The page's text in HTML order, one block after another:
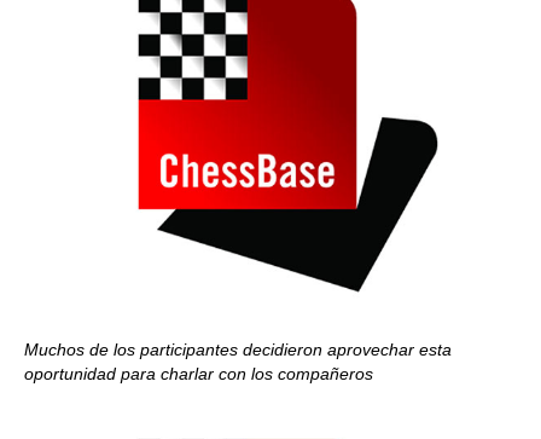
Muchos de los participantes decidieron aprovechar esta
oportunidad para charlar con los compañeros